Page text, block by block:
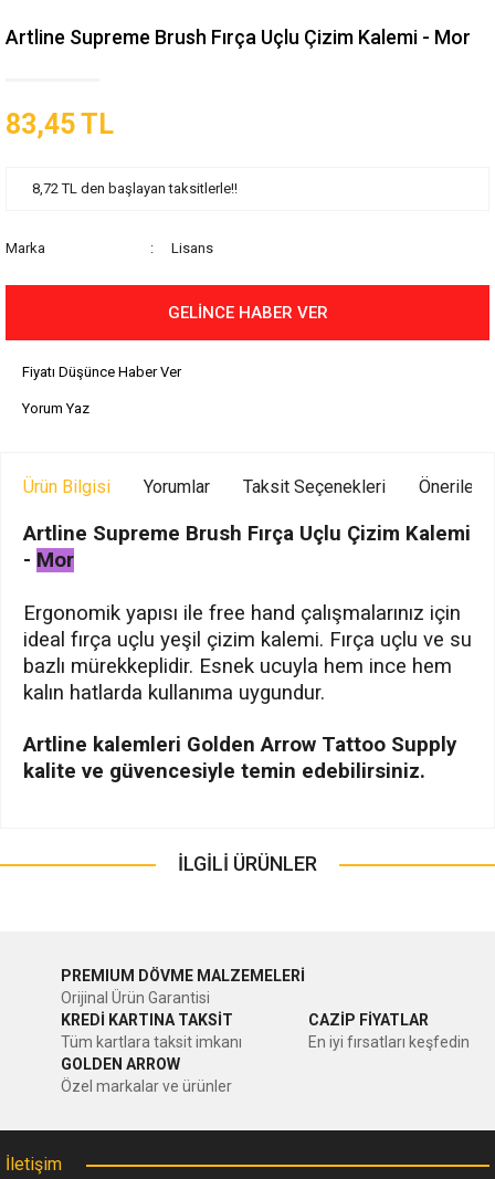
Artline Supreme Brush Fırça Uçlu Çizim Kalemi - Mor
83,45 TL
8,72 TL den başlayan taksitlerle!!
Marka Lisans
GELİNCE HABER VER
Fiyatı Düşünce Haber Ver
Yorum Yaz
Ürün Bilgisi Yorumlar Taksit Seçenekleri
Artline Supreme Brush Fırça Uçlu Çizim Kalemi
- Mor
Ergonomik yapısı ile free hand çalışmalarınız için
ideal fırça uçlu yeşil çizim kalemi. Fırça uçlu ve su
bazlı mürekkeplidir. Esnek ucuyla hem ince hem
kalın hatlarda kullanıma uygundur.
Artline kalemleri Golden Arrow Tattoo Supply
kalite ve güvencesiyle temin edebilirsiniz.
Bu ürüne ilk yorumu siz yapın!
konularda yetersiz gördüğünüz noktaları öneri formunu
Ürün resmi kalitesiz, bozuk veya görüntülenemiyor.
Ürün açıklamasında eksik bilgiler bulunuyor.
Ürün bilgilerinde hatalar bulunuyor.
Ürün fiyatı diğer sitelerden daha pahalı.
İLGİLİ ÜRÜNLER
PREMIUM DÖVME MALZEMELERİ
Orijinal Ürün Garantisi
KREDİ KARTINA TAKSİT
Tüm kartlara taksit imkanı
CAZİP FİYATLAR
En iyi fırsatları keşfedin
GOLDEN ARROW
Özel markalar ve ürünler
İletişim